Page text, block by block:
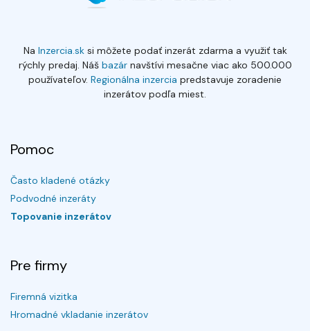
Na Inzercia.sksi môžete podať inzerát zdarma a využiť tak
rýchly predaj. Náš bazárnavštívi mesačne viac ako 500.000
používateľov. Regionálna inzercia predstavuje zoradenie
inzerátov podľa miest.
Pomoc
Často kladené otázky
Podvodné inzeráty
Topovanie inzerátov
Pre firmy
Firemná vizitka
Hromadné vkladanie inzerátov